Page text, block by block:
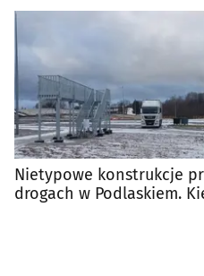
Nietypowe konstrukcje
drogach w Podlaskiem.